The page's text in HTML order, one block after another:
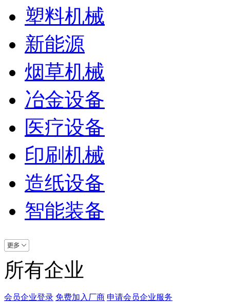
塑料机械
新能源
烟草机械
冶金设备
医疗设备
印刷机械
造纸设备
智能装备
所有企业
会员企业登录 免费加入厂商 申请会员企业服务